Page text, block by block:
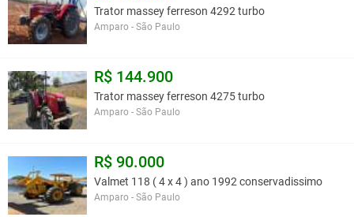
Trator massey ferreson 4292 turbo
Amparo - São Paulo
R$ 144.900
Trator massey ferreson 4275 turbo
Amparo - São Paulo
R$ 90.000
Valmet 118 ( 4 x 4 ) ano 1992 conservadissimo
Amparo - São Paulo